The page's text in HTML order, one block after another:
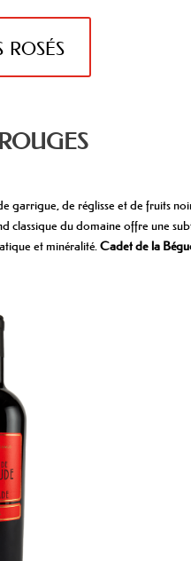
rosés
garrigue, de réglisse et de fruits
classique du domaine offre une
et minéralité.Cadet de la